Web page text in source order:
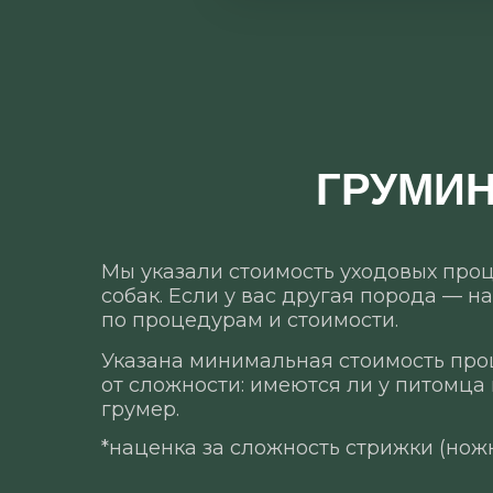
*наценка за сложность стрижки
Указана минимальная стоимость
от сложности: имеются ли у
грумер.
Мы указали стоимость уходовых
собак. Если у вас другая порода —
по процедурам и стоимости.